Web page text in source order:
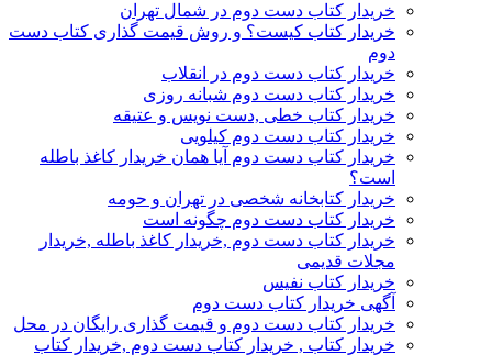
خریدار کتاب دست دوم در شمال تهران
خریدار کتاب کیست؟ و روش قیمت گذاری کتاب دست
دوم
خریدار کتاب دست دوم در انقلاب
خریدار کتاب دست دوم شبانه روزی
خریدار کتاب خطی ,دست نویس و عتیقه
خریدار کتاب دست دوم کیلویی
خریدار کتاب دست دوم آیا همان خریدار کاغذ باطله
است؟
خریدار کتابخانه شخصی در تهران و حومه
خریدار کتاب دست دوم چگونه است
خریدار کتاب دست دوم ,خریدار کاغذ باطله ,خریدار
مجلات قدیمی
خریدار کتاب نفیس
آگهی خریدار کتاب دست دوم
خریدار کتاب دست دوم و قیمت گذاری رایگان در محل
خریدار کتاب , خریدار کتاب دست دوم ,خریدار کتاب